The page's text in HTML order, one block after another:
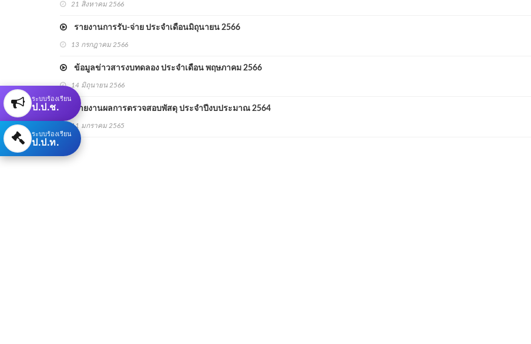
21 สิงหาคม 2566
รายงานการรับ-จ่าย ประจำเดือนมิถุนายน 2566
13 กรกฎาคม 2566
ข้อมูลข่าวสารงบทดลอง ประจำเดือน พฤษภาคม 2566
14 มิถุนายน 2566
รายงานผลการตรวจสอบพัสดุ ประจำปีงบประมาณ 2564
11 มกราคม 2565
ระบบร้องเรียน
ป.ป.ช.
ระบบร้องเรียน
ป.ป.ท.